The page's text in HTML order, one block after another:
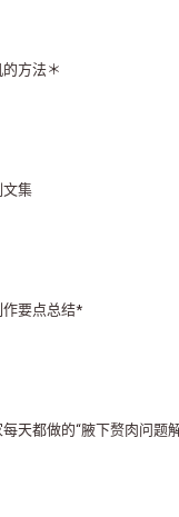
方法＊
文集
作要点总结*
天都做的“腋下赘肉问题